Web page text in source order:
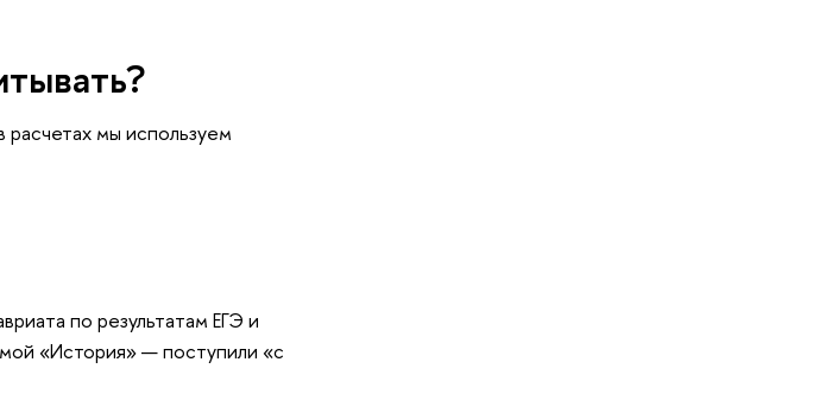
мы используем
по результатам ЕГЭ и
«История» — поступили «с